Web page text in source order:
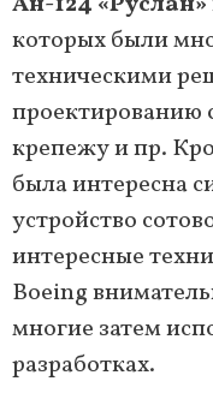
которых были
техническими
проектированию
крепежу и пр.
была интересна
устройство
интересные
Boeing
многие затем
разработках.